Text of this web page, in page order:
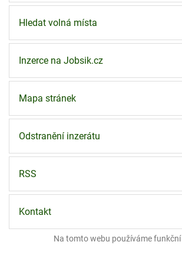
Hledat volná místa
Inzerce na Jobsik.cz
Mapa stránek
Odstranění inzerátu
RSS
Kontakt
Na tomto webu používáme funkční